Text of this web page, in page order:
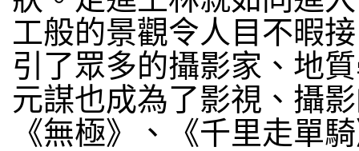
工般的景觀令人目不暇
引了眾多的攝影家、地
元謀也成為了影視、攝
《無極》、《千里走單